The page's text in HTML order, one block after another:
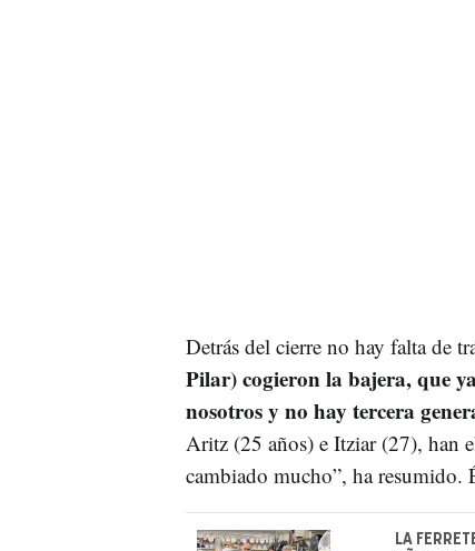
Detrás del cierre no hay falta de
Pilar) cogieron la bajera, que
nosotros y no hay tercera
Aritz (25 años) e Itziar (27), han
cambiado mucho”, ha resumido.
LA